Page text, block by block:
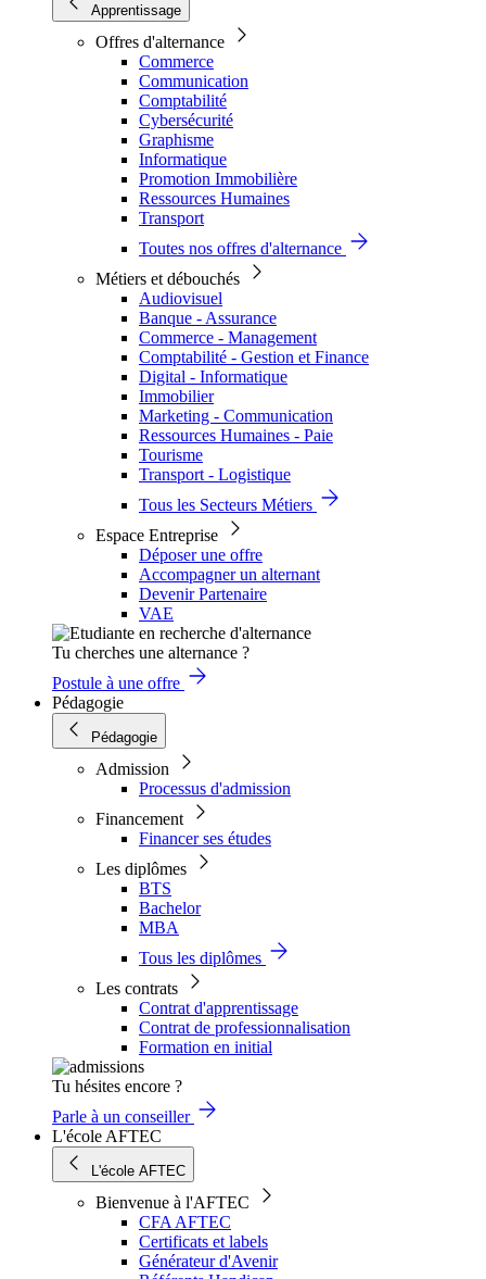
Apprentissage
Offres d'alternance
Commerce
Communication
Comptabilité
Cybersécurité
Graphisme
Informatique
Promotion Immobilière
Ressources Humaines
Transport
Toutes nos offres d'alternance
Métiers et débouchés
Audiovisuel
Banque - Assurance
Commerce - Management
Comptabilité - Gestion et Finance
Digital - Informatique
Immobilier
Marketing - Communication
Ressources Humaines - Paie
Tourisme
Transport - Logistique
Tous les Secteurs Métiers
Espace Entreprise
Déposer une offre
Accompagner un alternant
Devenir Partenaire
VAE
Tu cherches une alternance ?
Postule à une offre
Pédagogie
Pédagogie
Admission
Processus d'admission
Financement
Financer ses études
Les diplômes
BTS
Bachelor
MBA
Tous les diplômes
Les contrats
Contrat d'apprentissage
Contrat de professionnalisation
Formation en initial
Tu hésites encore ?
Parle à un conseiller
L'école AFTEC
L'école AFTEC
Bienvenue à l'AFTEC
CFA AFTEC
Certificats et labels
Générateur d'Avenir